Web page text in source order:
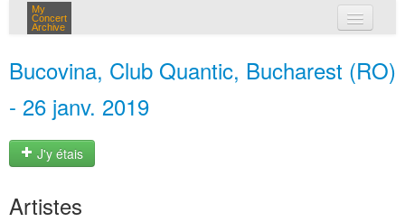
My
Concert
Archive
Bucovina, Club Quantic, Bucharest (RO)
- 26 janv. 2019
J'y étais
Artistes